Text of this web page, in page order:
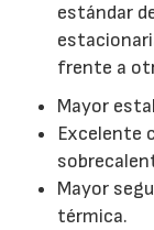
estándar
frente a
Mayor
Excelente
Mayor
térmica.